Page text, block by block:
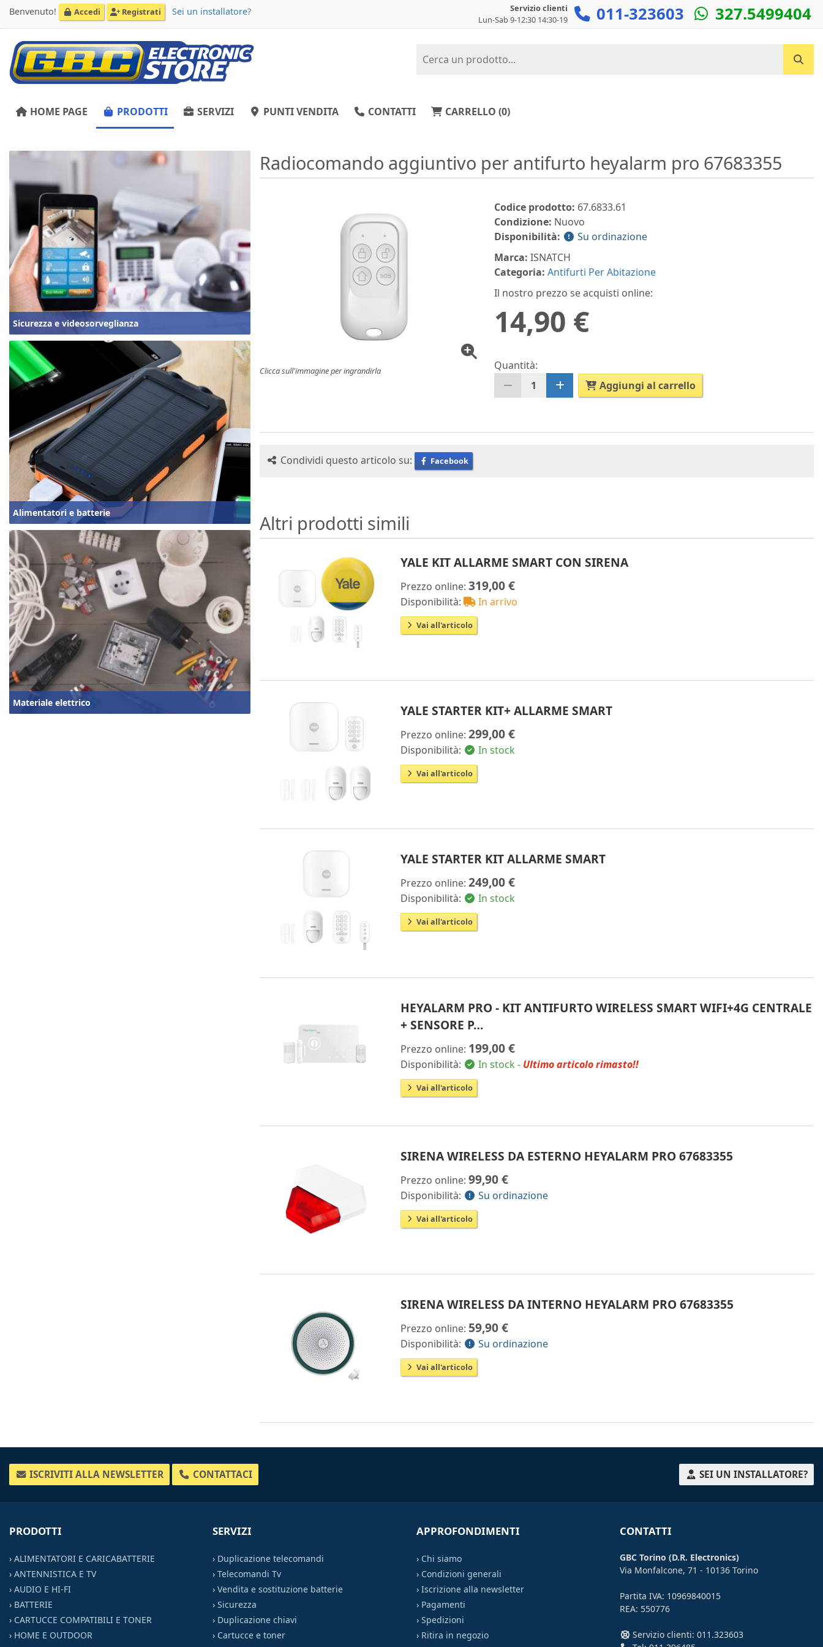
Benvenuto! Accedi Registrati Sei un installatore?
Servizio clienti
Lun-Sab 9-12:30 14:30-19
011-323603 327.5499404
Cerca un prodotto...
HOME PAGE PRODOTTI SERVIZI PUNTI VENDITA CONTATTI CARRELLO (0)
Sicurezza e videosorveglianza
Alimentatori e batterie
Materiale elettrico
Radiocomando aggiuntivo per antifurto heyalarm pro 67683355
Clicca sull'immagine per ingrandirla
Codice prodotto: 67.6833.61
Condizione: Nuovo
Disponibilità:
Su ordinazione
Marca: ISNATCH
Categoria: Antifurti Per Abitazione
Il nostro prezzo se acquisti online:
14,90 €
Quantità:
1
Aggiungi al carrello
Condividi questo articolo su: Facebook
Altri prodotti simili
YALE KIT ALLARME SMART CON SIRENA
Prezzo online:319,00 €
Disponibilità: In arrivo
Vai all'articolo
YALE STARTER KIT+ ALLARME SMART
Prezzo online:299,00 €
Disponibilità: In stock
Vai all'articolo
YALE STARTER KIT ALLARME SMART
Prezzo online:249,00 €
Disponibilità: In stock
Vai all'articolo
HEYALARM PRO - KIT ANTIFURTO WIRELESS SMART WIFI+4G CENTRALE
+ SENSORE P…
Prezzo online: 199,00 €
Disponibilità: In stock - Ultimo articolo rimasto!!
Vai all'articolo
SIRENA WIRELESS DA ESTERNO HEYALARM PRO 67683355
Prezzo online:99,90 €
Disponibilità: Su ordinazione
Vai all'articolo
SIRENA WIRELESS DA INTERNO HEYALARM PRO 67683355
Prezzo online: 59,90 €
Disponibilità: Su ordinazione
Vai all'articolo
ISCRIVITI ALLA NEWSLETTER CONTATTACI SEI UN INSTALLATORE?
PRODOTTI
› ALIMENTATORI E CARICABATTERIE
› ANTENNISTICA E TV
› AUDIO E HI-FI
› BATTERIE
› CARTUCCE COMPATIBILI E TONER
› HOME E OUTDOOR
SERVIZI
› Duplicazione telecomandi
›Telecomandi Tv
›Vendita e sostituzione batterie
›Sicurezza
› Duplicazione chiavi
› Cartucce e toner
APPROFONDIMENTI
› Chi siamo
› Condizioni generali
› Iscrizione alla newsletter
› Pagamenti
› Spedizioni
› Ritira in negozio
CONTATTI
GBC Torino (D.R. Electronics)
Via Monfalcone, 71 - 10136 Torino
Partita IVA: 10969840015
REA: 550776
Servizio clienti: 011.323603